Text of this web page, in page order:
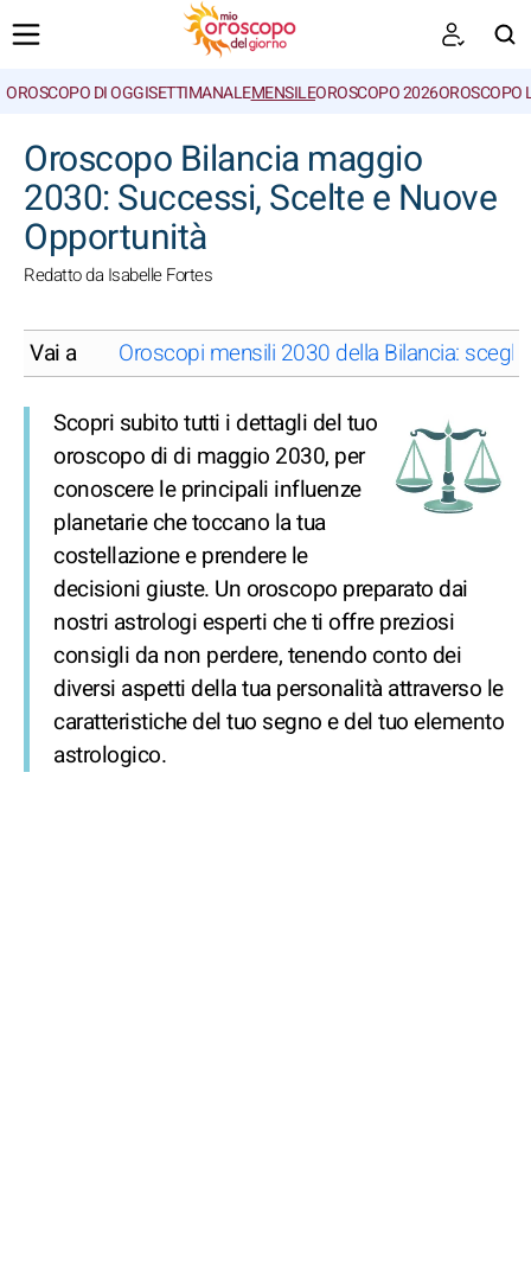
OROSCOPO DI OGGISETTIMANALEMENSILEOROSCOPO 2026OROSCOPO
Oroscopo Bilancia maggio
2030: Successi, Scelte e Nuove
Opportunità
Redatto da Isabelle Fortes
Vai a Oroscopi mensili 2030 della Bilancia: scegli
Scopri subito tutti i dettagli del tuo
oroscopo di di maggio 2030, per
conoscere le principali influenze
planetarie che toccano la tua
costellazione e prendere le
decisioni giuste. Un oroscopo preparato dai
nostri astrologi esperti che ti offre preziosi
consigli da non perdere, tenendo conto dei
diversi aspetti della tua personalità attraverso le
caratteristiche del tuo segno e del tuo elemento
astrologico.